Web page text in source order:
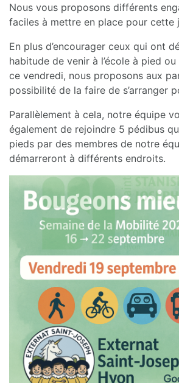
Nous vous proposons différents
faciles à mettre en place pour cette
En plus d’encourager ceux qui ont
habitude de venir à l’école à pied
ce vendredi, nous proposons aux
possibilité de la faire de s’arranger
Parallèlement à cela, notre équipe
également de rejoindre 5 pédibus
pieds par des membres de notre
démarreront à différents endroits.